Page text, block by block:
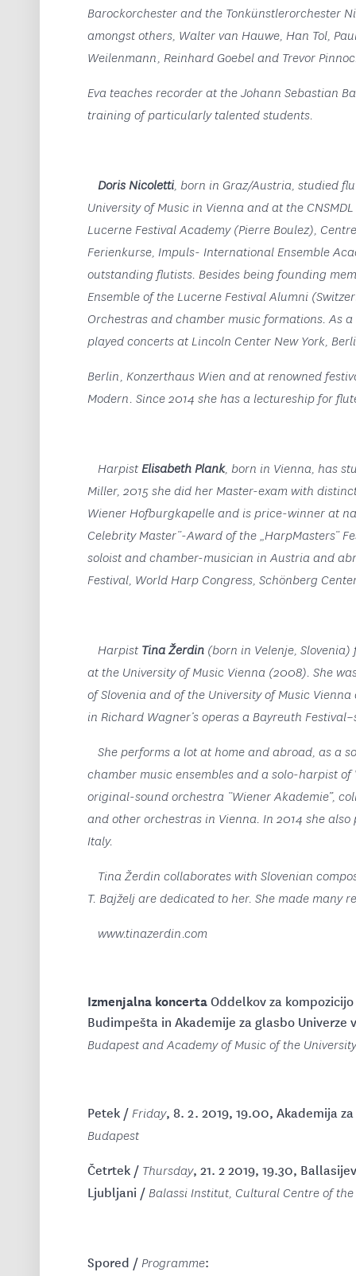
Barockorchester and the Tonkünstlerorchester
amongst others, Walter van Hauwe, Han Tol,
Weilenmann, Reinhard Goebel and Trevor
Eva teaches recorder at the Johann Sebastian
training of particularly talented students.
Doris Nicoletti, born in Graz/Austria, studied
University of Music in Vienna and at the
Lucerne Festival Academy (Pierre Boulez),
Ferienkurse, Impuls- International Ensemble
outstanding flutists. Besides being founding
Ensemble of the Lucerne Festival Alumni
Orchestras and chamber music formations. As
played concerts at Lincoln Center New York,
Berlin, Konzerthaus Wien and at renowned
Modern. Since 2014 she has a lectureship for
HarpistElisabeth Plank, born in Vienna, has
Miller, 2015 she did her Master-exam with
Wiener Hofburgkapelle and is price-winner at
Celebrity Master“-Award of the „HarpMasters“
soloist and chamber-musician in Austria and
Festival, World Harp Congress, Schönberg
Harpist Tina Žerdin (born in Velenje,
at the University of Music Vienna (2008). She
of Slovenia and of the University of Music
in Richard Wagner’s operas a Bayreuth
She performs a lot at home and abroad, as a
chamber music ensembles and a solo-harpist
original-sound orchestra “Wiener Akademie”,
and other orchestras in Vienna. In 2014 she
Italy.
Tina Žerdin collaborates with Slovenian
T. Bajželj are dedicated to her. She made many
www.tinazerdin.com
Izmenjalna koncertaOddelkov za
Budimpešta in Akademije za glasbo Univerze
Budapest and Academy of Music of the
Petek /Friday, 8. 2. 2019, 19.00, Akademija
Budapest
Četrtek / Thursday, 21. 2 2019, 19.30,
Ljubljani /Balassi Institut, Cultural Centre of
Spored /Programme: